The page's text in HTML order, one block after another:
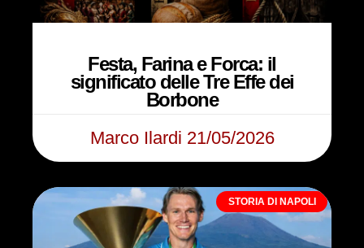
Festa, Farina e Forca: il
significato delle Tre Effe dei
Borbone
Marco Ilardi 21/05/2026
STORIA DI NAPOLI